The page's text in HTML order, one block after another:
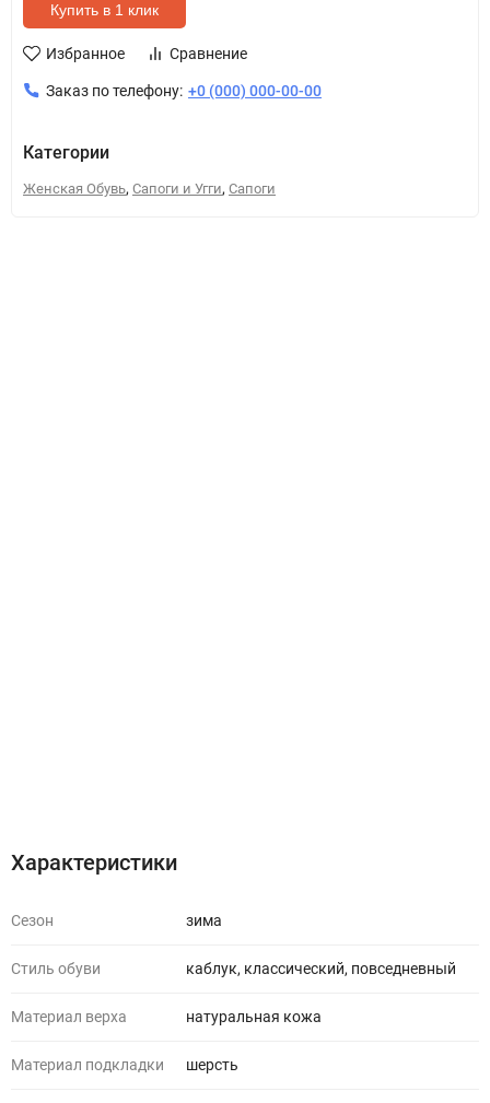
Купить в 1 клик
Избранное Сравнение
Заказ по телефону: +0 (000) 000-00-00
Категории
Женская Обувь, Сапоги и Угги, Сапоги
Характеристики
Сезон зима
Стиль обуви каблук, классический, повседневный
Материал верха натуральная кожа
Материал подкладки шерсть